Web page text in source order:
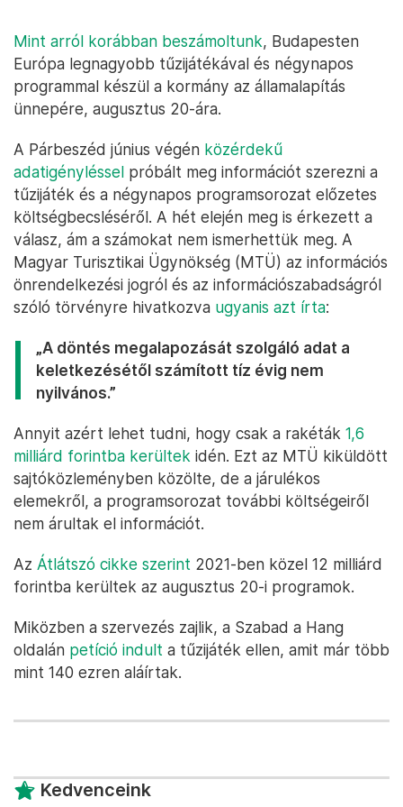
Mint arról korábban beszámoltunk, Budapesten
Európa legnagyobb tűzijátékával és négynapos
programmal készül a kormány az államalapítás
ünnepére, augusztus 20-ára.
A Párbeszéd június végén közérdekű
adatigényléssel próbált meg információt szerezni a
tűzijáték és a négynapos programsorozat előzetes
költségbecsléséről. A hét elején meg is érkezett a
válasz, ám a számokat nem ismerhettük meg. A
Magyar Turisztikai Ügynökség (MTÜ) az információs
önrendelkezési jogról és az információszabadságról
szóló törvényre hivatkozva ugyanis azt írta:
„A döntés megalapozását szolgáló adat a
keletkezésétől számított tíz évig nem
nyilvános.”
Annyit azért lehet tudni, hogy csak a rakéták 1,6
milliárd forintba kerültek idén. Ezt az MTÜ kiküldött
sajtóközleményben közölte, de a járulékos
elemekről, a programsorozat további költségeiről
nem árultak el információt.
Az Átlátszó cikke szerint 2021-ben közel 12 milliárd
forintba kerültek az augusztus 20-i programok.
Miközben a szervezés zajlik, a Szabad a Hang
oldalán petíció indult a tűzijáték ellen, amit már több
mint 140 ezren aláírtak.
Kedvenceink